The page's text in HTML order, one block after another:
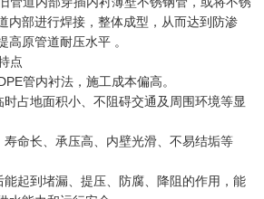
内部进行焊接，整体成型，从而达到防渗
高原管道耐压水平 。
点
管内衬法，施工成本偏高。
占地面积小、不阻碍交通及周围环境等显
命长、承压高、内壁光滑、不易结垢等
起到堵漏、提压、防腐、降阻的作用，能